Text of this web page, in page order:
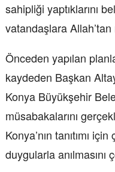
sahipliği yaptıklarını
vatandaşlara
Önceden yapılan
kaydeden Başkan
Konya Büyükşehir
müsabakalarını
Konya’nın tanıtımı
duygularla